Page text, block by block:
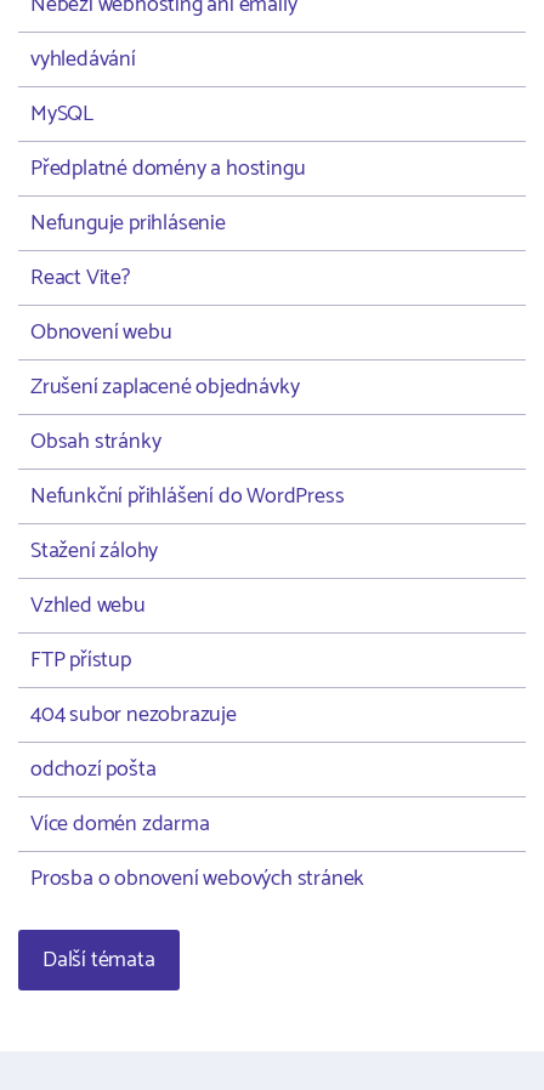
vyhledávání
MySQL
Předplatné domény a hostingu
Nefunguje prihlásenie
React Vite?
Obnovení webu
Zrušení zaplacené objednávky
Obsah stránky
Nefunkční přihlášení do WordPress
Stažení zálohy
Vzhled webu
FTP přístup
404 subor nezobrazuje
odchozí pošta
Více domén zdarma
Prosba o obnovení webových stránek
Další témata